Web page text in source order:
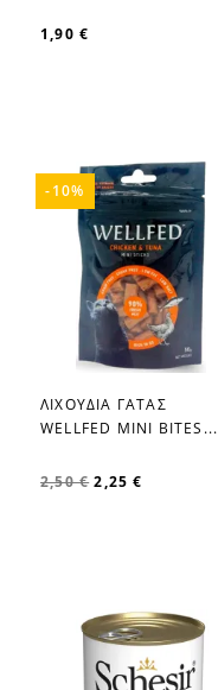
1,90 €
favorite_border
ΛΙΧΟΥΔΙΑ ΓΑΤΑΣ
WELLFED MINI BITES...
2,50 € 2,25 €
-10%